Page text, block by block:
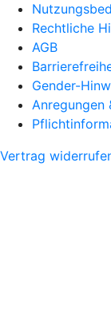
Rechtliche
AGB
Gender-
Anregungen
Vertrag